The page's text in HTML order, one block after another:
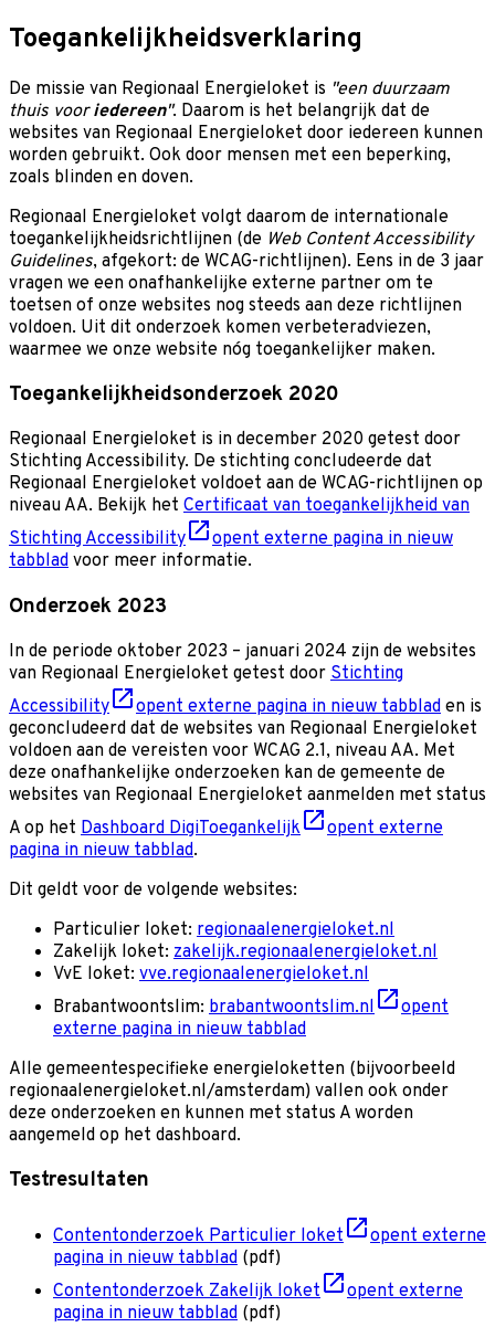
Toegankelijkheidsverklaring
De missie van Regionaal Energieloket is "een duurzaam
thuis vooriedereen". Daarom is het belangrijk dat de
websites van Regionaal Energieloket door iedereen kunnen
worden gebruikt. Ook door mensen met een beperking,
zoals blinden en doven.
Regionaal Energieloket volgt daarom de internationale
toegankelijkheidsrichtlijnen (de Web Content Accessibility
Guidelines, afgekort: de WCAG-richtlijnen). Eens in de 3 jaar
vragen we een onafhankelijke externe partner om te
toetsen of onze websites nog steeds aan deze richtlijnen
voldoen. Uit dit onderzoek komen verbeteradviezen,
waarmee we onze website nóg toegankelijker maken.
Toegankelijkheidsonderzoek 2020
Regionaal Energieloket is in december 2020 getest door
Stichting Accessibility. De stichting concludeerde dat
Regionaal Energieloket voldoet aan de WCAG-richtlijnen op
niveau AA. Bekijk het Certificaat van toegankelijkheid van
Stichting Accessibility
opent externe pagina in nieuw
tabblad voor meer informatie.
Onderzoek 2023
In de periode oktober 2023 – januari 2024 zijn de websites
van Regionaal Energieloket getest door Stichting
Accessibility
opent externe pagina in nieuw tabblad en is
geconcludeerd dat de websites van Regionaal Energieloket
voldoen aan de vereisten voor WCAG 2.1, niveau AA. Met
deze onafhankelijke onderzoeken kan de gemeente de
websites van Regionaal Energieloket aanmelden met status
A op het Dashboard DigiToegankelijk
opent externe
pagina in nieuw tabblad.
Dit geldt voor de volgende websites:
Particulier loket: regionaalenergieloket.nl
Zakelijk loket: zakelijk.regionaalenergieloket.nl
VvE loket: vve.regionaalenergieloket.nl
Brabantwoontslim: brabantwoontslim.nl
opent
externe pagina in nieuw tabblad
Alle gemeentespecifieke energieloketten (bijvoorbeeld
regionaalenergieloket.nl/amsterdam) vallen ook onder
deze onderzoeken en kunnen met status A worden
aangemeld op het dashboard.
Testresultaten
Contentonderzoek Particulier loket
opent externe
pagina in nieuw tabblad (pdf)
Contentonderzoek Zakelijk loket
opent externe
pagina in nieuw tabblad (pdf)